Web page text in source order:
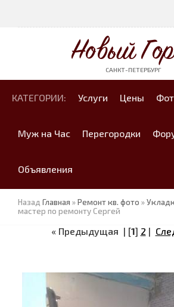
Новый
САНКТ-ПЕТЕРБУРГ
КАТЕГОРИИ: Услуги Цены
Муж на Час Перегородки
Объявления
Назад Главная »Ремонт кв. фото »
мастер по ремонту Сергей
« Предыдущая | [1] 2 |